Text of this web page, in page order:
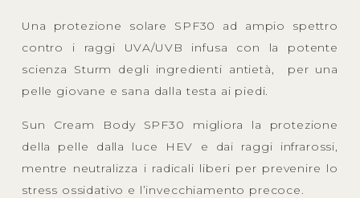
Una protezione solare SPF30 ad ampio spettro
contro i raggi UVA/UVB infusa con la potente
scienza Sturm degli ingredienti antietà, per una
pelle giovane e sana dalla testa ai piedi.
Sun Cream Body SPF30 migliora la protezione
della pelle dalla luce HEV e dai raggi infrarossi,
mentre neutralizza i radicali liberi per prevenire lo
stress ossidativo e l’invecchiamento precoce.